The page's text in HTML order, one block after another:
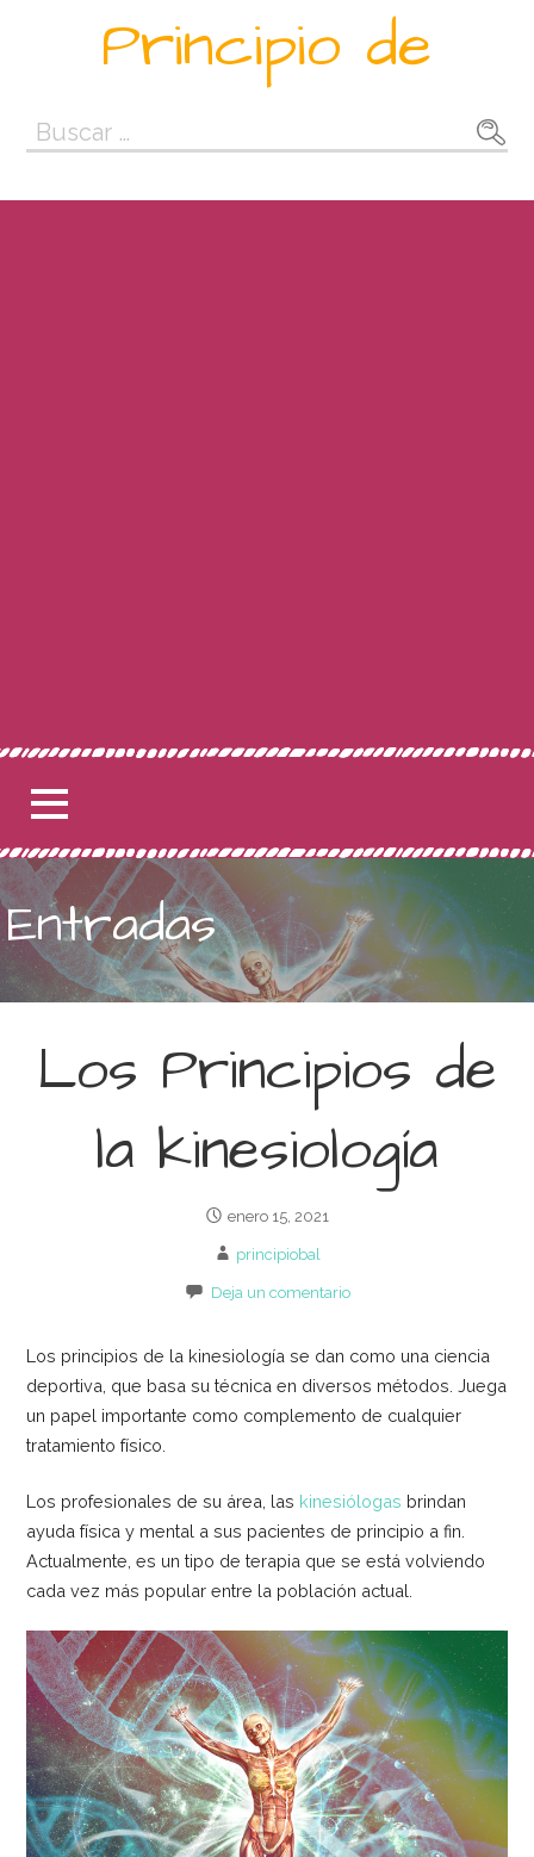
Principio de
Buscar:
Entradas
Los Principios de
la kinesiología
enero 15, 2021
principiobal
Deja un comentario
Los principios de la kinesiología se dan como una ciencia
deportiva, que basa su técnica en diversos métodos. Juega
un papel importante como complemento de cualquier
tratamiento físico.
Los profesionales de su área, las kinesiólogas brindan
ayuda física y mental a sus pacientes de principio a fin.
Actualmente, es un tipo de terapia que se está volviendo
cada vez más popular entre la población actual.